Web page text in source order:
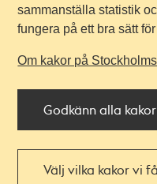
sammanställa statistik
fungera på ett bra sätt
Om kakor på
Godkänn alla kakor
Välj vilka kakor vi